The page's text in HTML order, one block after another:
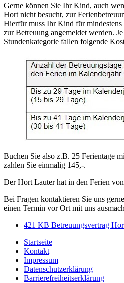
Gerne können Sie Ihr Kind, auch
Hort nicht besucht, zur
Hierfür muss Ihr Kind für
zur Betreuung angemeldet werden.
Stundenkategorie fallen folgende
Buchen Sie also z.B. 25 Ferientage
zahlen Sie einmalig 145,-.
Der Hort Lauter hat in den Ferien
Bei Fragen kontaktieren Sie uns
einen Termin vor Ort mit uns
421 KB Betreuungsvertrag
Startseite
Kontakt
Impressum
Datenschutzerklärung
Barrierefreiheitserklärung